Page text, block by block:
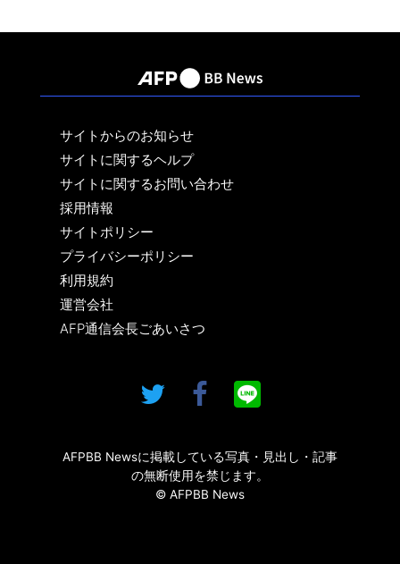
サイトからのお知らせ
サイトに関するヘルプ
サイトに関するお問い合わせ
採用情報
サイトポリシー
プライバシーポリシー
利用規約
運営会社
AFP通信会長ごあいさつ
AFPBB Newsに掲載している写真・見出し・記事
の無断使用を禁じます。
© AFPBB News